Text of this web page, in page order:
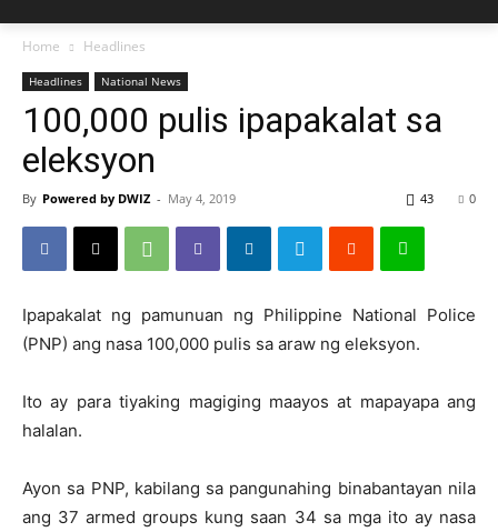
Home Headlines
Headlines National News
100,000 pulis ipapakalat sa
eleksyon
By Powered by DWIZ - May 4, 2019 0
43
Ipapakalat ng pamunuan ng Philippine National Police
(PNP) ang nasa 100,000 pulis sa araw ng eleksyon.
Ito ay para tiyaking magiging maayos at mapayapa ang
halalan.
Ayon sa PNP, kabilang sa pangunahing binabantayan nila
ang 37 armed groups kung saan 34 sa mga ito ay nasa